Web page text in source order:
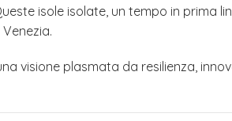
isole isolate, un tempo in prima
visione plasmata da resilienza,